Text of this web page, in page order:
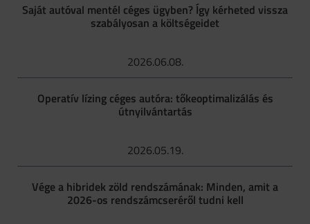
Saját autóval mentél céges ügyben? Így kérheted vissza
szabályosan a költségeidet
2026.06.08.
Operatív lízing céges autóra: tőkeoptimalizálás és
útnyilvántartás
2026.05.19.
Vége a hibridek zöld rendszámának: Minden, amit a
2026-os rendszámcseréről tudni kell